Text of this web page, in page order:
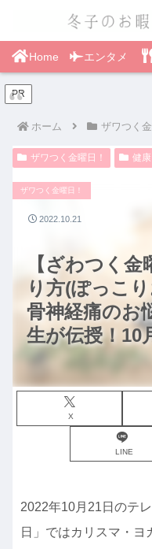
Home エンタメ
PR
ホーム ザワつく金
ザワつく金曜日！ 健康
【ざわつく
り方(ぽっこ
骨神経痛のお
生が伝授！10
ザワつく金曜日！
X
LINE
2022.10.21
2022年10月21日のテ
日」ではカリスマ・ヨ